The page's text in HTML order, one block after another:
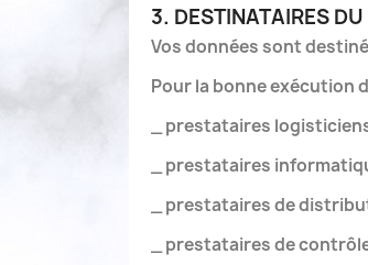
3. DESTINATAIRES
Vos données sont
Pour la bonne exécution
_ prestataires
_ prestataires
_ prestataires de
_ prestataires de